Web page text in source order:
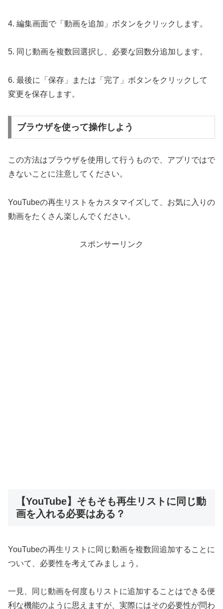
4. 編集画面で「動画を追加」ボタンをクリックします。
5. 同じ動画を複数回選択し、必要な回数分追加します。
6. 最後に「保存」または「完了」ボタンをクリックして
変更を保存します。
ブラウザを使って操作しよう
この方法はブラウザを使用して行うもので、アプリではで
きないことに注意してください。
YouTubeの再生リストをカスタマイズして、お気に入りの
動画をたくさん楽しんでください。
スポンサーリンク
【YouTube】そもそも再生リストに同じ動
画を入れる必要はある？
YouTubeの再生リストに同じ動画を複数回追加することに
ついて、必要性を考えてみましょう。
一見、同じ動画を何度もリストに追加することはできる便
利な機能のように思えますが、実際にはその必要性が問わ